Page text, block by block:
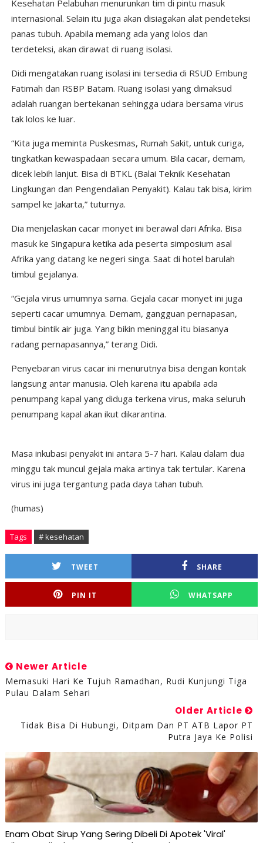
Kesehatan Pelabuhan menurunkan tim di pintu masuk
internasional. Selain itu juga akan disiagakan alat pendeteksi
panas tubuh. Apabila memang ada yang lolos dan
terdeteksi, akan dirawat di ruang isolasi.
Didi mengatakan ruang isolasi ini tersedia di RSUD Embung
Fatimah dan RSBP Batam. Ruang isolasi yang dimaksud
adalah ruangan bertekanan sehingga udara bersama virus
tak lolos ke luar.
“Kita juga meminta Puskesmas, Rumah Sakit, untuk curiga,
tingkatkan kewaspadaan secara umum. Bila cacar, demam,
dicek lebih lanjut. Bisa di BTKL (Balai Teknik Kesehatan
Lingkungan dan Pengendalian Penyakit). Kalau tak bisa, kirim
sampel ke Jakarta,” tuturnya.
Dia menjelaskan cacar monyet ini berawal dari Afrika. Bisa
masuk ke Singapura ketika ada peserta simposium asal
Afrika yang datang ke negeri singa. Saat di hotel barulah
timbul gejalanya.
“Gejala virus umumnya sama. Gejala cacar monyet ini juga
seperti cacar umumnya. Demam, gangguan pernapasan,
timbul bintik air juga. Yang bikin meninggal itu biasanya
radang pernapasannya,” terang Didi.
Penyebaran virus cacar ini menurutnya bisa dengan kontak
langsung antar manusia. Oleh karena itu apabila ada
penumpang kapal yang diduga terkena virus, maka seluruh
penumpang kapal akan ikut dikarantina.
Masa inkubasi penyakit ini antara 5-7 hari. Kalau dalam dua
minggu tak muncul gejala maka artinya tak tertular. Karena
virus ini juga tergantung pada daya tahan tubuh.
(humas)
Tags # kesehatan
TWEET SHARE
PIN IT WHATSAPP
Newer Article
Memasuki Hari Ke Tujuh Ramadhan, Rudi Kunjungi Tiga
Pulau Dalam Sehari
Older Article
Tidak Bisa Di Hubungi, Ditpam Dan PT ATB Lapor PT
Putra Jaya Ke Polisi
Enam Obat Sirup Yang Sering Dibeli Di Apotek 'Viral'